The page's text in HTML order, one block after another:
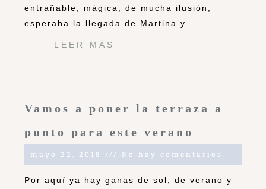
entrañable, mágica, de mucha ilusión,
esperaba la llegada de Martina y
LEER MÁS
Vamos a poner la terraza a
punto para este verano
mayo 22, 2018 No hay comentarios
Por aquí ya hay ganas de sol, de verano y